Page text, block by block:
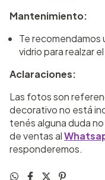
Mantenimiento:
Te recomendamos
vidrio para realzar
Aclaraciones:
Las fotos son
decorativo no está
tenés alguna duda
de ventas al
responderemos.